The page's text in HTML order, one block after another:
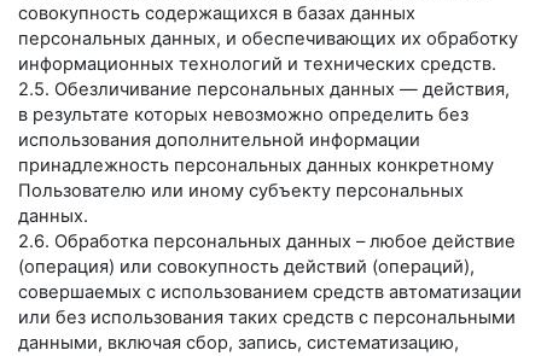
совокупность содержащихся в базах данных
персональных данных, и обеспечивающих их обработку
информационных технологий и технических средств.
2.5. Обезличивание персональных данных — действия,
в результате которых невозможно определить без
использования дополнительной информации
принадлежность персональных данных конкретному
Пользователю или иному субъекту персональных
данных.
2.6. Обработка персональных данных – любое действие
(операция) или совокупность действий (операций),
совершаемых с использованием средств автоматизации
или без использования таких средств с персональными
данными, включая сбор, запись, систематизацию,